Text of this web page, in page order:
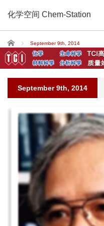
化学空间 Chem-Station
Home September 9th, 2014
September 9th, 2014